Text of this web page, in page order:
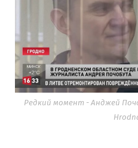
Редкий момент - Анджей